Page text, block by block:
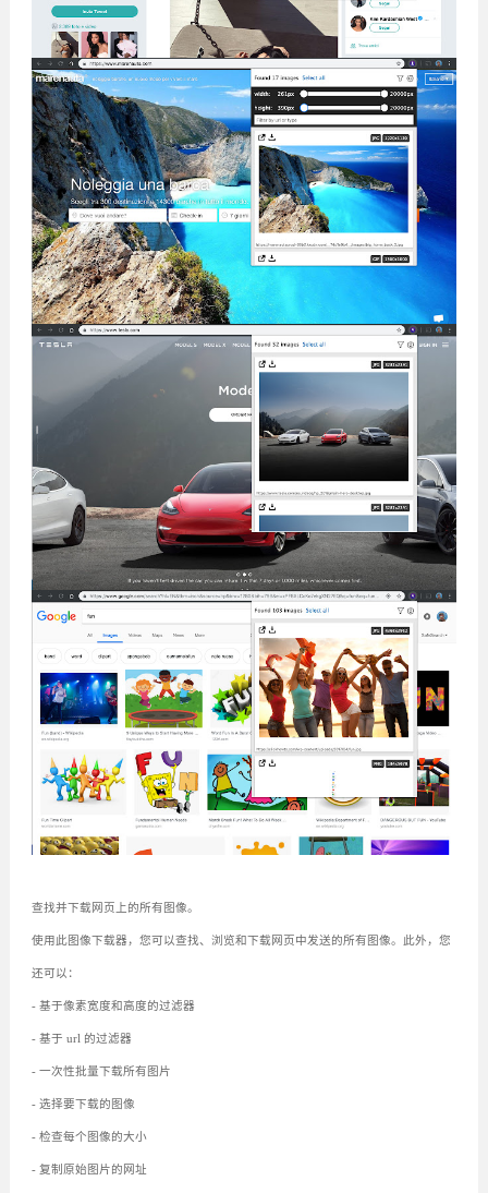
查找并下载网页上的所有图像。
使用此图像下载器，您可以查找、浏览和下载网页中发送的所有图像。此外，您
还可以：
- 基于像素宽度和高度的过滤器
- 基于 url 的过滤器
- 一次性批量下载所有图片
- 选择要下载的图像
- 检查每个图像的大小
- 复制原始图片的网址